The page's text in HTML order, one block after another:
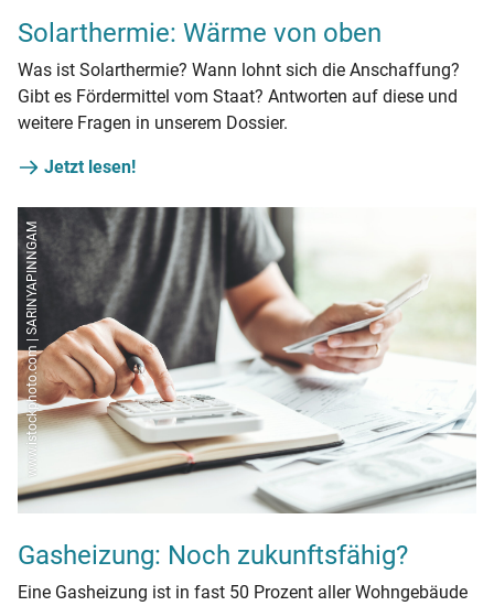
Solarthermie: Wärme von oben
Was ist Solarthermie? Wann lohnt sich die Anschaffung?
Gibt es Fördermittel vom Staat? Antworten auf diese und
weitere Fragen in unserem Dossier.
Jetzt lesen!
www.istockphoto.com | SARINYAPINNGAM
Gasheizung: Noch zukunftsfähig?
Eine Gasheizung ist in fast 50 Prozent aller Wohngebäude